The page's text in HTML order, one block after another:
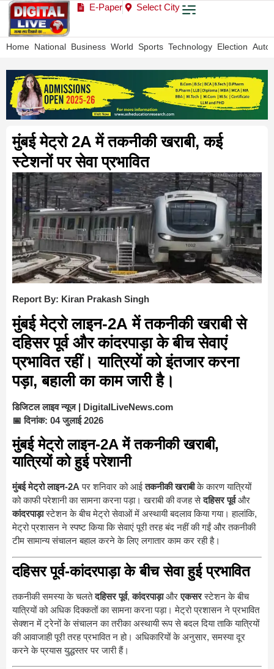
E-Paper Select City
Home National Business World Sports Technology Election Auto
मुंबई मेट्रो 2A में तकनीकी खराबी, कई
स्टेशनों पर सेवा प्रभावित
Report By: Kiran Prakash Singh
मुंबई मेट्रो लाइन-2A में तकनीकी खराबी से
दहिसर पूर्व और कांदरपाड़ाके बीच सेवाएं
प्रभावित रहीं। यात्रियों को इंतजार करना
पड़ा, बहाली का काम जारी है।
डिजिटल लाइव न्यूज | DigitalLiveNews.com
📅 दिनांक: 04 जुलाई 2026
मुंबई मेट्रो लाइन-2A में तकनीकी खराबी,
यात्रियों को हुई परेशानी
मुंबई मेट्रो लाइन-2Aपर शनिवार को आईतकनीकी खराबीके कारण यात्रियों
को काफी परेशानी का सामना करना पड़ा। खराबी की वजह सेदहिसर पूर्वऔर
कांदरपाड़ास्टेशन के बीच मेट्रो सेवाओं में अस्थायी बदलाव किया गया। हालांकि,
मेट्रो प्रशासन ने स्पष्ट किया कि सेवाएं पूरी तरह बंद नहीं की गईं और तकनीकी
टीम सामान्य संचालन बहाल करने के लिए लगातार काम कर रही है।
दहिसर पूर्व-कांदरपाड़ा के बीच सेवा हुई प्रभावित
तकनीकी समस्या के चलतेदहिसर पूर्व,कांदरपाड़ाऔरएकसरस्टेशन के बीच
यात्रियों को अधिक दिक्कतों का सामना करना पड़ा। मेट्रो प्रशासन ने प्रभावित
सेक्शन में ट्रेनों के संचालन का तरीका अस्थायी रूप से बदल दिया ताकि यात्रियों
की आवाजाही पूरी तरह प्रभावित न हो। अधिकारियों के अनुसार, समस्या दूर
करने के प्रयास युद्धस्तर पर जारी हैं।